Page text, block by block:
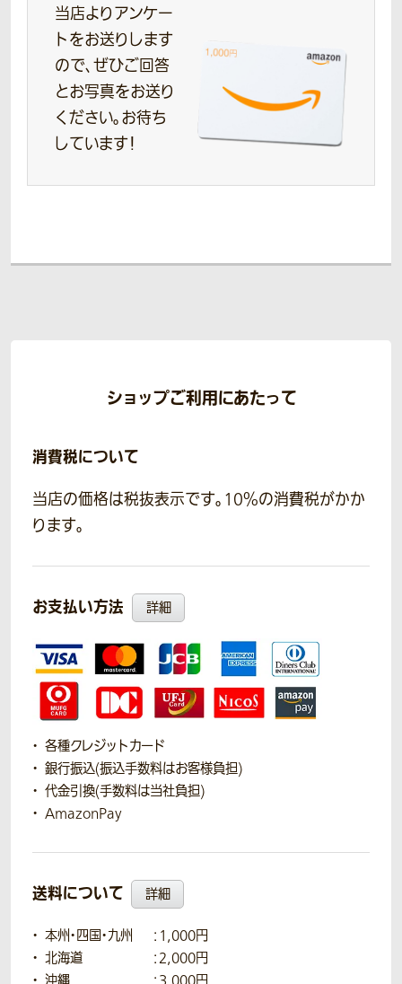
当店よりアンケー
トをお送りします
ので、ぜひご回答
とお写真をお送り
ください。お待ち
しています！
ショップご利用にあたって
消費税について
当店の価格は税抜表示です。10％の消費税がかか
ります。
お支払い方法 詳細
各種クレジットカード
銀行振込(振込手数料はお客様負担)
代金引換(手数料は当社負担)
AmazonPay
送料について 詳細
本州・四国・九州
：1,000円
北海道
：2,000円